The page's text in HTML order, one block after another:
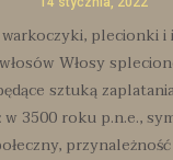
plecionki i
Włosy
sztuką
3500 roku p.n.e.,